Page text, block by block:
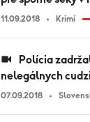
11.09.2018 Krimi
nelegálnych
07.09.2018